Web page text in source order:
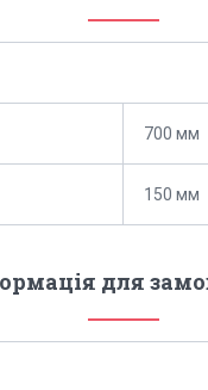
700 мм
150 мм
для